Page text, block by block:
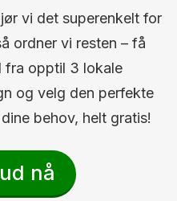
vi det superenkelt for
ordner vi resten – få
fra opptil 3 lokale
og velg den perfekte
behov, helt gratis!
nå